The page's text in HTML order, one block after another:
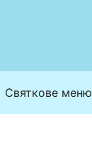
Святкове меню